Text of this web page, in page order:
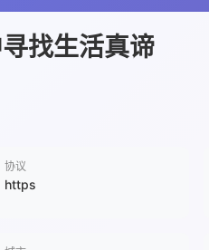
找生活真谛
协议
https